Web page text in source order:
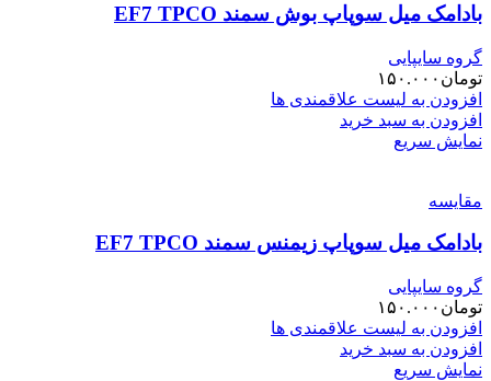
بادامک میل سوپاپ بوش سمند EF7 TPCO
گروه سایپایی
تومان ۱۵۰.۰۰۰
افزودن به لیست علاقمندی ها
افزودن به سبد خرید
نمایش سریع
مقایسه
بادامک میل سوپاپ زیمنس سمند EF7 TPCO
گروه سایپایی
تومان ۱۵۰.۰۰۰
افزودن به لیست علاقمندی ها
افزودن به سبد خرید
نمایش سریع